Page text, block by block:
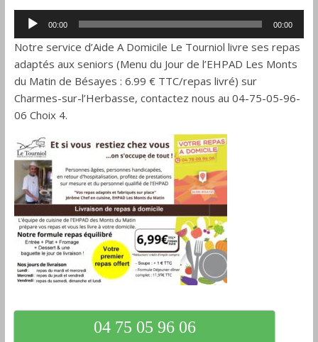
Lecteur
audio
00:00 00:00
Notre service d’Aide A Domicile Le Tourniol livre ses repas
adaptés aux seniors (Menu du Jour de l’EHPAD Les Monts
du Matin de Bésayes : 6.99 € TTC/repas livré) sur
Charmes-sur-l’Herbasse, contactez nous au 04-75-05-96-
06 Choix 4.
04 75 05 96 06